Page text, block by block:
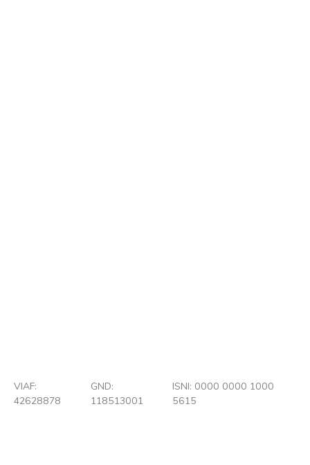
VIAF:
42628878
GND:
118513001
ISNI: 0000 0000 1000
5615